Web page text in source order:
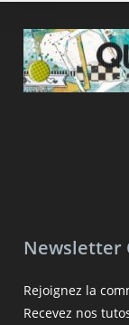
Newsletter
Rejoignez la
Recevez nos